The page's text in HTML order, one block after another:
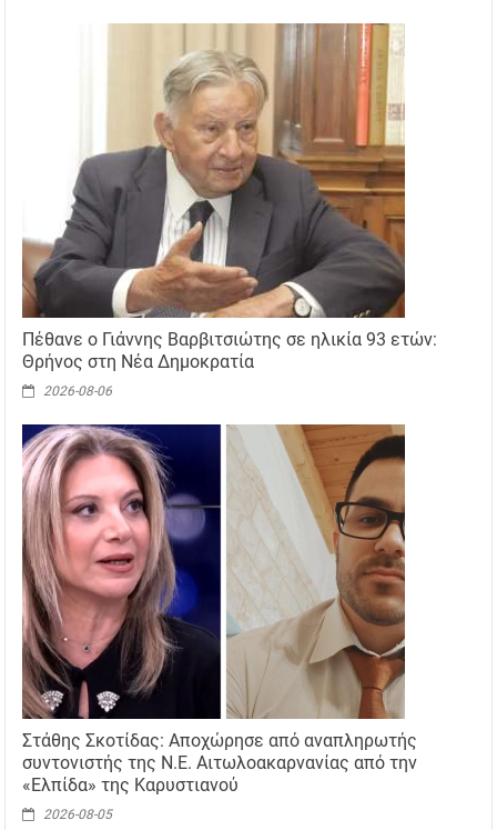
Πέθανε ο Γιάννης Βαρβιτσιώτης σε ηλικία 93 ετών:
Θρήνος στη Νέα Δημοκρατία
2026-08-06
Στάθης Σκοτίδας: Αποχώρησε από αναπληρωτής
συντονιστής της Ν.Ε. Αιτωλοακαρνανίας από την
«Ελπίδα» της Καρυστιανού
2026-08-05